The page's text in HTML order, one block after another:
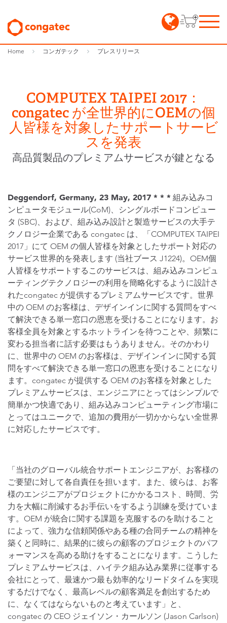
Home コンガテック プレスリリース
COMPUTEX TAIPEI 2017：
congatec が全世界的にOEMの個
人皆様を対象したサポートサービ
スを発表
高品質製品のプレミアムサービスが鍵となる
Deggendorf, Germany, 23 May, 2017 * * * 組み込みコ
ンピュータモジュール(CoM)、シングルボードコンピュー
タ (SBC)、および、組み込み設計と製造サービスの大手テ
クノロジー企業である congatec は、「COMPUTEX TAIPEI
2017」にて OEM の個人皆様を対象としたサポート対応の
サービス世界的を発表します (当社ブース J1224)。OEM個
人皆様をサポートするこのサービスは、組み込みコンピュ
ーティングテクノロジーの利用を簡略化するように設計さ
れたcongatec が提供するプレミアムサービスです。世界
中の OEM のお客様は、デザインインに関する質問をすべ
て解決できる単一窓口の恩恵を受けることになります。お
客様全員を対象とするホットラインを待つことや、頻繁に
変わる担当者に話す必要はもうありません。そのかわり
に、世界中の OEM のお客様は、デザインインに関する質
問をすべて解決できる単一窓口の恩恵を受けることになり
ます。congatec が提供する OEM のお客様を対象とした
プレミアムサービスは、エンジニアにとってはシンプルで
簡単かつ快適であり、組み込みコンピューティング市場に
とってはユニークで、追加の費用が一切かからない全世界
に対応したサービスです。
「当社のグローバル統合サポートエンジニアが、お客様の
ご要望に対して各自責任を担います。また、彼らは、お客
様のエンジニアがプロジェクトにかかるコスト、時間、労
力を大幅に削減するお手伝いをするよう訓練を受けていま
す。OEM が統合に関する課題を克服するのを助けること
によって、強力な信頼関係やある種の合同チームの精神を
築くと同時に、結果的に彼らの顧客のプロジェクトのパフ
ォーマンスを高める助けをすることになります。こうした
プレミアムサービスは、ハイテク組み込み業界に従事する
会社にとって、最速かつ最も効率的なリードタイムを実現
するだけでなく、最高レベルの顧客満足を創出するため
に、なくてはならないものと考えています」と、
congatec の CEO ジェイソン・カールソン (Jason Carlson)